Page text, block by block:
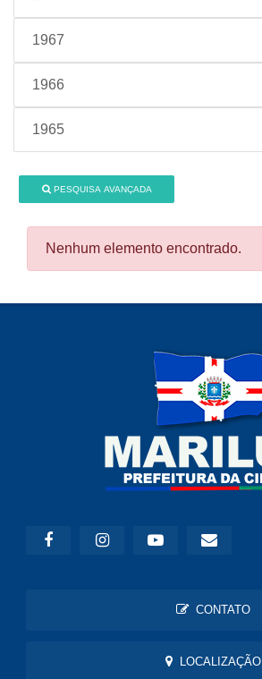
1967
1966
1965
PESQUISA AVANÇADA
Nenhum elemento encontrado.
CONTATO
LOCALIZAÇÃO